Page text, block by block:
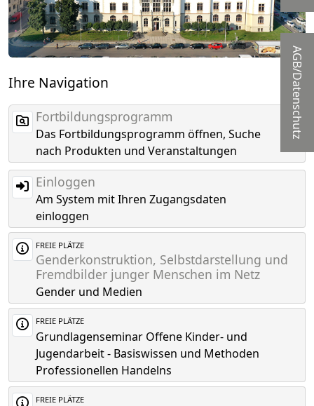
AGB/Datenschutz
Ihre Navigation
Fortbildungsprogramm
Das Fortbildungsprogramm öffnen, Suche
nach Produkten und Veranstaltungen
Einloggen
Am System mit Ihren Zugangsdaten
einloggen
FREIE PLÄTZE
Genderkonstruktion, Selbstdarstellung und
Fremdbilder junger Menschen im Netz
Gender und Medien
FREIE PLÄTZE
Grundlagenseminar Offene Kinder- und
Jugendarbeit - Basiswissen und Methoden
Professionellen Handelns
FREIE PLÄTZE